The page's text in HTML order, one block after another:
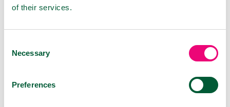
of their services.
Selection
Necessary
Preferences